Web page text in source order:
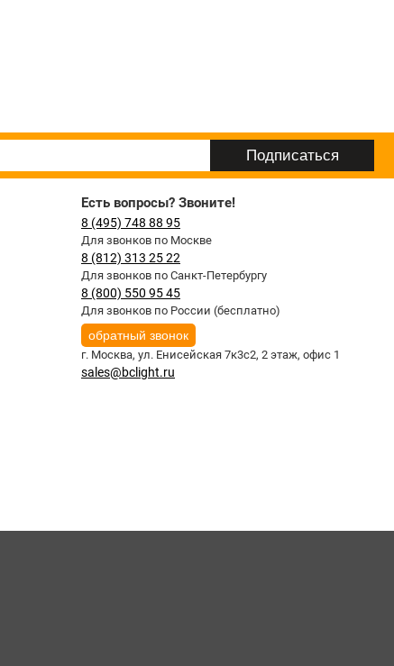
Есть вопросы? Звоните!
8 (495) 748 88 95
Для звонков по Москве
8 (812) 313 25 22
Для звонков по Санкт-Петербургу
8 (800) 550 95 45
Для звонков по России (бесплатно)
обратный звонок
г. Москва, ул. Енисейская 7к3с2, 2 этаж, офис 1
sales@bclight.ru